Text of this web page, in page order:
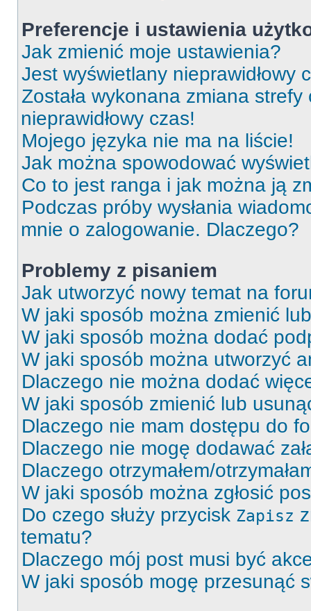
Preferencje i ustawienia
Jak zmienić moje ustawienia?
Jest wyświetlany nieprawidłowy
Została wykonana zmiana
nieprawidłowy czas!
Mojego języka nie ma na liście!
Jak można spowodować
Co to jest ranga i jak można ją
Podczas próby wysłania
mnie o zalogowanie. Dlaczego?
Problemy z pisaniem
Jak utworzyć nowy temat na
W jaki sposób można zmienić
W jaki sposób można dodać
W jaki sposób można utworzyć
Dlaczego nie można dodać
W jaki sposób zmienić lub
Dlaczego nie mam dostępu do
Dlaczego nie mogę dodawać
Dlaczego otrzymałem/
W jaki sposób można zgłosić
Do czego służy przycisk Zapisz
tematu?
Dlaczego mój post musi być
W jaki sposób mogę przesunąć